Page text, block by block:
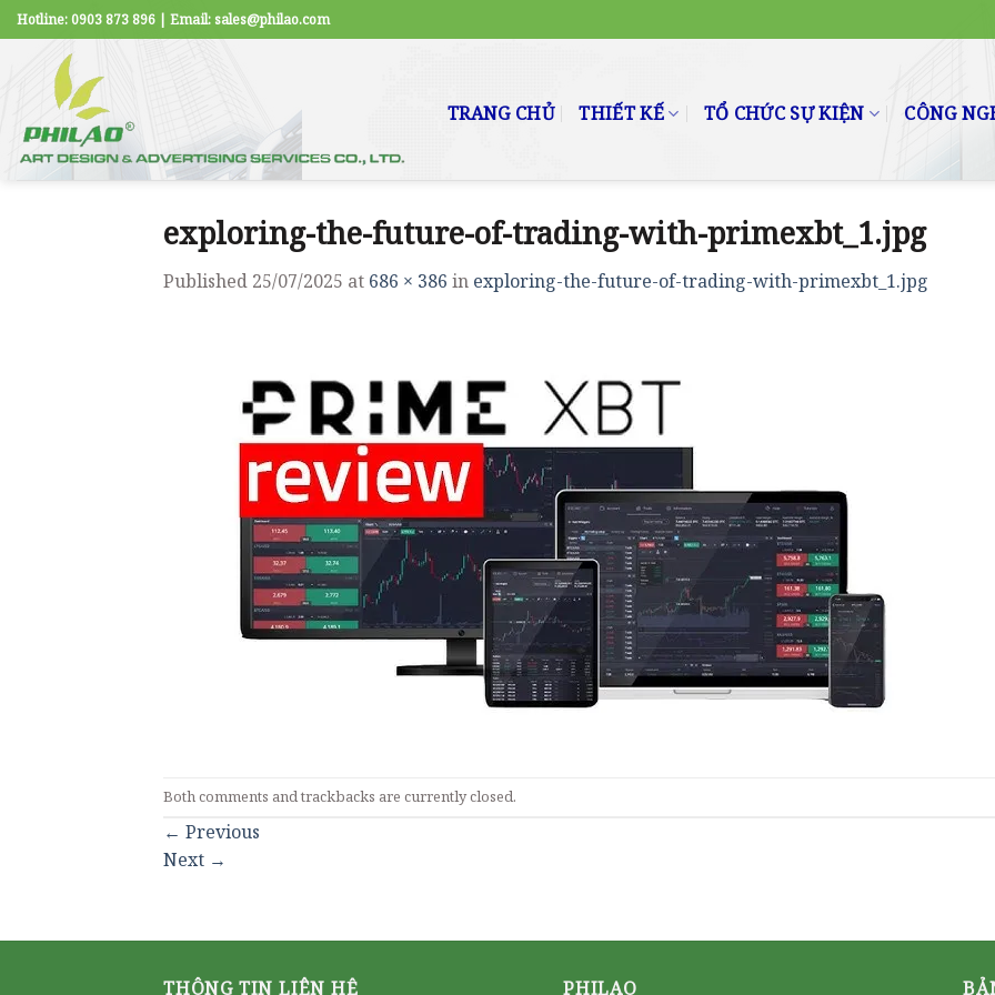
Skip
to
content
Hotline: 0903 873 896 | Email: sales@philao.com
TRANG CHỦ THIẾT KẾ TỔ CHỨC SỰ KIỆN CÔNG
exploring-the-future-of-trading-with-primexbt_1.jpg
Published 25/07/2025 at 686 × 386 in exploring-the-future-of-trading-with-primexbt_1.jpg
Both comments and trackbacks are currently closed.
← Previous
Next →
THÔNG TIN LIÊN HỆ PHILAO